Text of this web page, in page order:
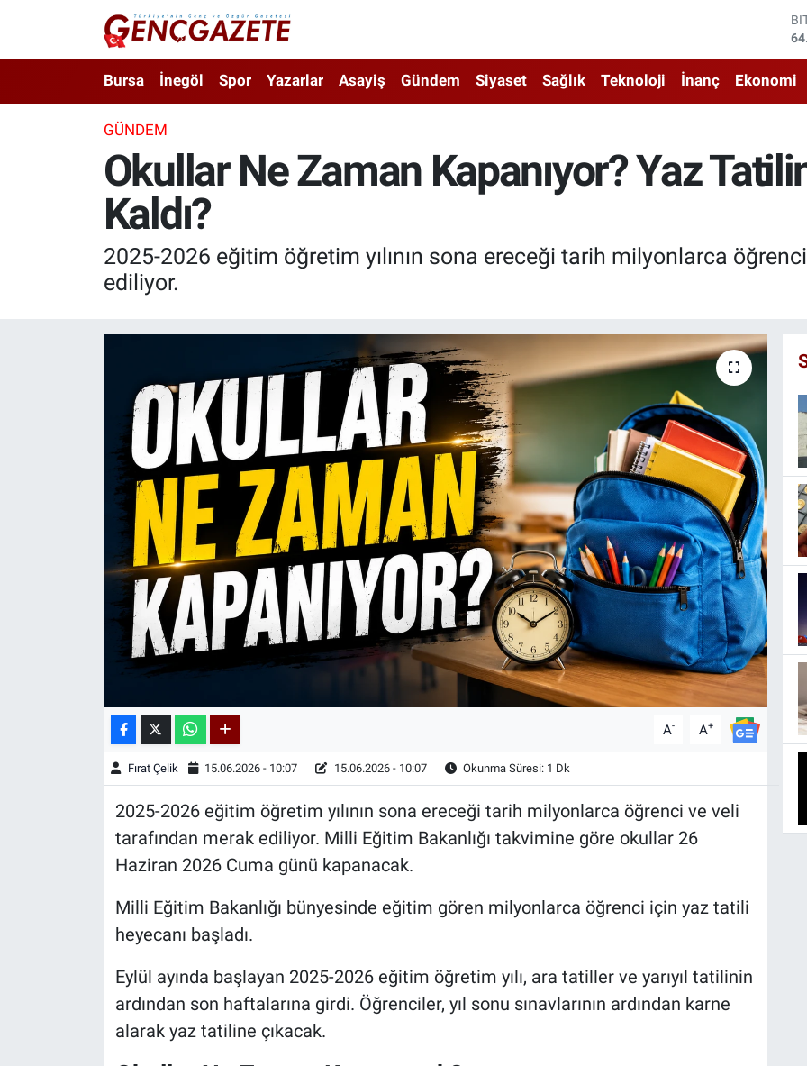
Bursa İnegöl Spor Yazarlar Asayiş Gündem Siyaset Sağlık Teknoloji İnanç Ekonomi
GÜNDEM
Okullar Ne Zaman Kapanıyor? Yaz
Kaldı?
2025-2026 eğitim öğretim yılının sona ereceği tarih milyonlarca
ediliyor.
A- A+
Fırat Çelik 15.06.2026 - 10:07 15.06.2026 - 10:07 Okunma Süresi: 1 Dk
2025-2026 eğitim öğretim yılının sona ereceği tarih milyonlarca öğrenci ve veli
tarafından merak ediliyor. Milli Eğitim Bakanlığı takvimine göre okullar 26
Haziran 2026 Cuma günü kapanacak.
Milli Eğitim Bakanlığı bünyesinde eğitim gören milyonlarca öğrenci için yaz tatili
heyecanı başladı.
Eylül ayında başlayan 2025-2026 eğitim öğretim yılı, ara tatiller ve yarıyıl tatilinin
ardından son haftalarına girdi. Öğrenciler, yıl sonu sınavlarının ardından karne
alarak yaz tatiline çıkacak.
3.SAYFA
Kadın & Aile
Kültür & Sanat
Teknoloji
Astroloji-Rüya
Nöbetçi Eczaneler
Trafik Durumu
Süper Lig Puan Durumu ve Fikstür
Tüm Manşetler
Son Dakika Haberleri